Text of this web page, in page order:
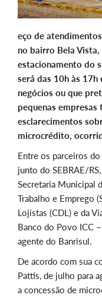
eço de
no bairro Bela
estacionamento do
será das 10h às 17h
negócios ou que
pequenas empresas
esclarecimentos
microcrédito,
Entre os parceiros
junto do SEBRAE/
Secretaria Municipal
Trabalho e Emprego
Lojistas (CDL) e da
Banco do Povo ICC
agente do Banrisul.
De acordo com sua
Pattis, de julho para
a concessão de